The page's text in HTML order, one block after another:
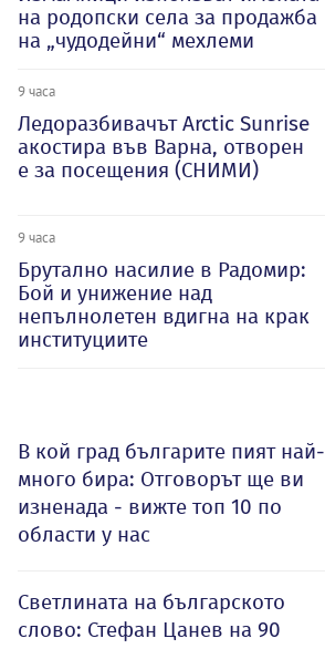
на родопски села за продажба
на „чудодейни“ мехлеми
9 часа
Ледоразбивачът Arctic Sunrise
акостира във Варна, отворен
е за посещения (СНИМИ)
9 часа
Брутално насилие в Радомир:
Бой и унижение над
непълнолетен вдигна на крак
институциите
В кой град българите пият най-
много бира: Отговорът ще ви
изненада - вижте топ 10 по
области у нас
Светлината на българското
слово: Стефан Цанев на 90